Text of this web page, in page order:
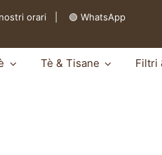
orari 🟢 WhatsApp
Tè & Tisane Filtri